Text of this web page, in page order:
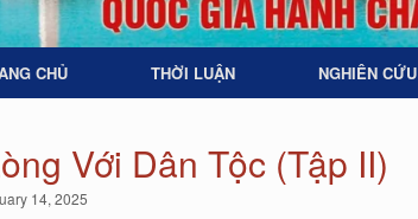
CHỦ THỜI LUẬN NGHIÊN CỨU
Với Dân Tộc (Tập II)
14, 2025